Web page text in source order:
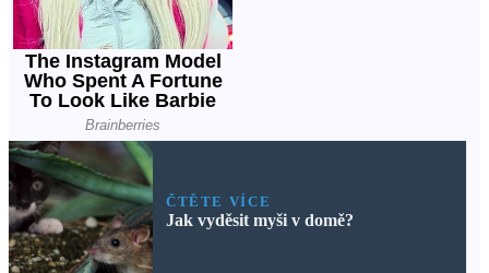
ČTĚTE VÍCE
Jak vyděsit myši v domě?